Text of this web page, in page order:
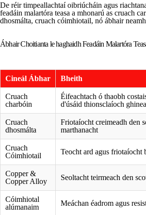
De réir timpeallachtaí oibriúcháin agus
feadáin malartóra teasa a mhonarú as cruach
dhosmálta, cruach cóimhiotail, nó ábhair
Ábhair Choitianta le haghaidh Feadáin Malartóra
Cineál Ábhar Bheith
Cruach
charbóin
Éifeachtach ó thaobh
d'úsáid thionsclaíoch
Cruach
dhosmálta
Friotaíocht creimeadh den
marthanacht
Cruach
Cóimhiotail
Teocht ard agus friotaíocht
Copper &
Copper Alloy
Seoltacht teirmeach den
Cóimhiotal
alúmanaim
Meáchan éadrom agus